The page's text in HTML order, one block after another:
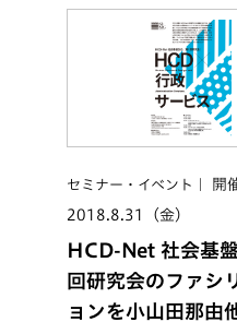
セミナー・イベント
開
2018.8.31（金）
HCD-Net 社会基
回研究会のファシ
ョンを小山田那由